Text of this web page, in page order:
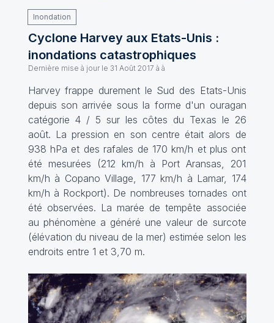
Inondation
Cyclone Harvey aux Etats-Unis :
inondations catastrophiques
Dernière mise à jour le 31 Août 2017 à à
Harvey frappe durement le Sud des Etats-Unis
depuis son arrivée sous la forme d'un ouragan
catégorie 4 / 5 sur les côtes du Texas le 26
août. La pression en son centre était alors de
938 hPa et des rafales de 170 km/h et plus ont
été mesurées (212 km/h à Port Aransas, 201
km/h à Copano Village, 177 km/h à Lamar, 174
km/h à Rockport). De nombreuses tornades ont
été observées. La marée de tempête associée
au phénomène a généré une valeur de surcote
(élévation du niveau de la mer) estimée selon les
endroits entre 1 et 3,70 m.